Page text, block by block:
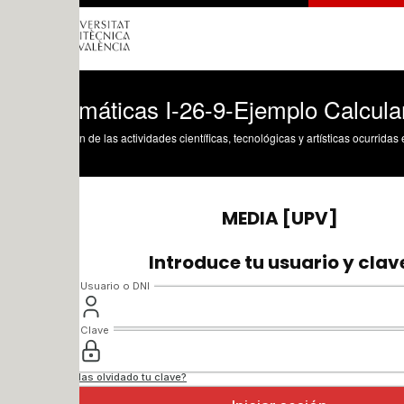
I-26-9-Ejemplo Calcular la
de las actividades científicas, tecnológicas y artísticas ocurridas en los tres